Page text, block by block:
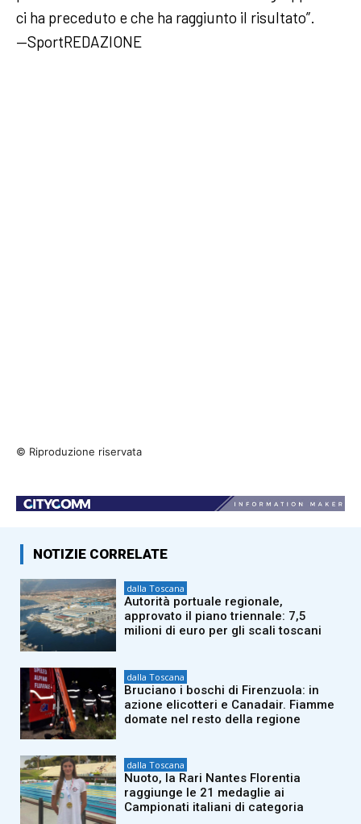
ci ha preceduto e che ha raggiunto il risultato”.
—SportREDAZIONE
© Riproduzione riservata
NOTIZIE CORRELATE
dalla Toscana
Autorità portuale regionale,
approvato il piano triennale: 7,5
milioni di euro per gli scali toscani
dalla Toscana
Bruciano i boschi di Firenzuola: in
azione elicotteri e Canadair. Fiamme
domate nel resto della regione
dalla Toscana
Nuoto, la Rari Nantes Florentia
raggiunge le 21 medaglie ai
Campionati italiani di categoria